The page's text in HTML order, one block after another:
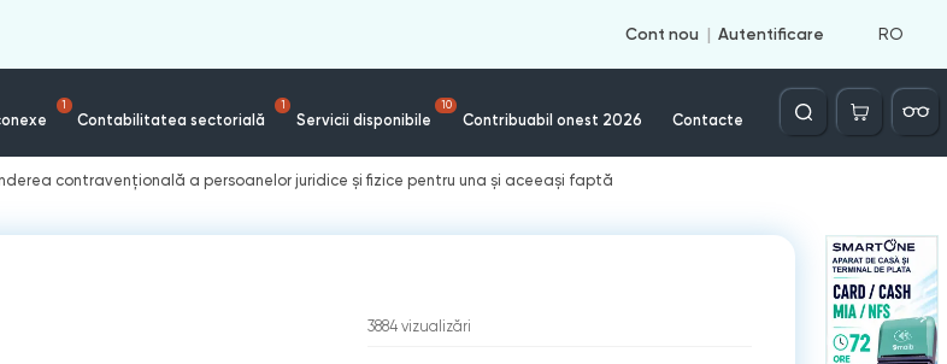
Cont nou Autentificare RO
1
Contabilitatea sectorială
1
Servicii disponibile
10
Contribuabil onest 2026 Contacte
Căutare
contravențională a persoanelor juridice și fizice pentru una și aceeași faptă
3884 vizualizări